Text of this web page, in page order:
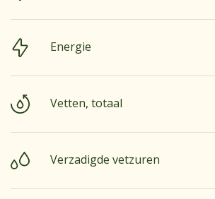
Energie
Vetten, totaal
Verzadigde vetzuren